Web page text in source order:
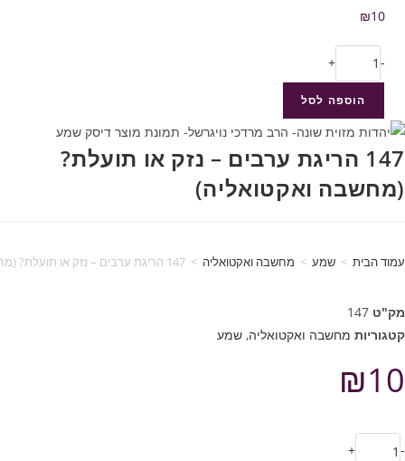
₪10
-
+
הוספה לסל
147 הריגת ערבים – נזק או תועלת?
(מחשבה ואקטואליה)
עמוד הבית > שמע > מחשבה ואקטואליה > 147 הריגת ערבים – נזק או תועלת? (מחשבה ואקטואליה)
מק"ט 147
קטגוריות מחשבה ואקטואליה, שמע
₪10
-
+